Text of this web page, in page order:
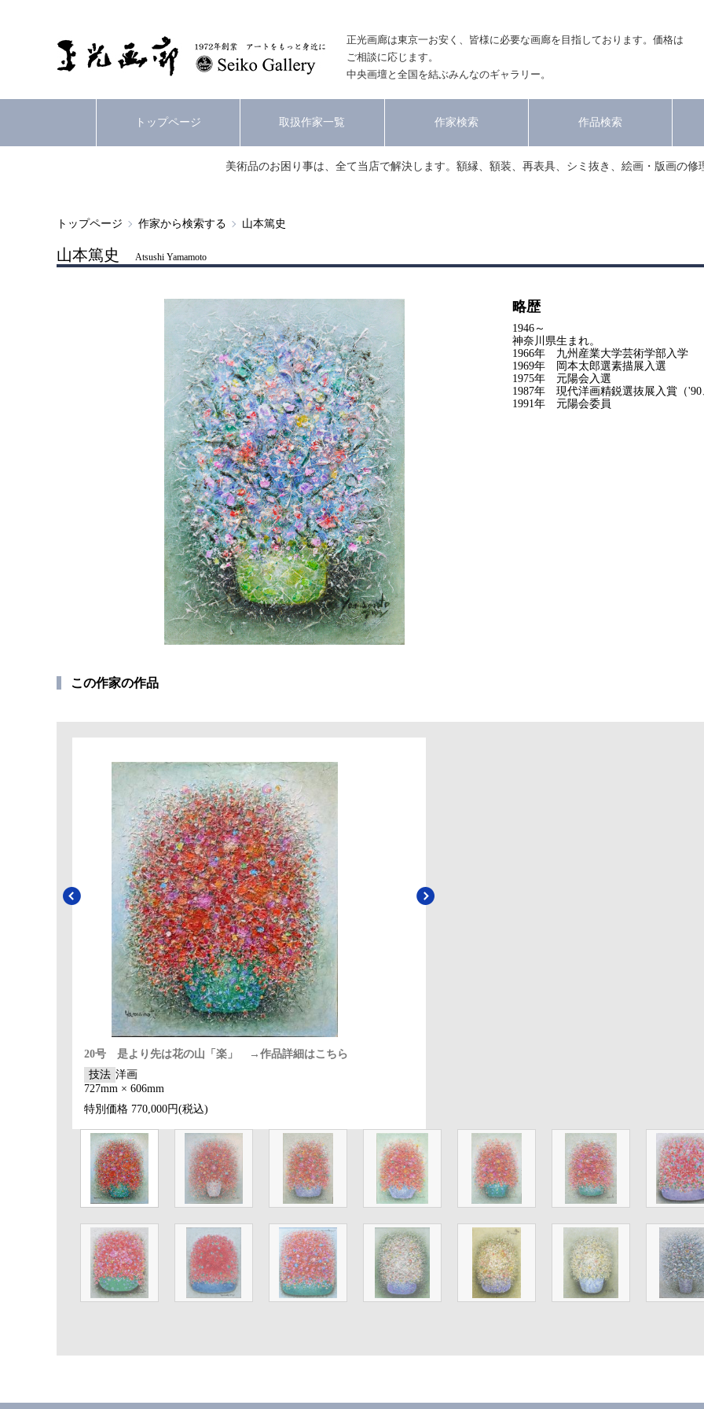
正光画廊は東京一お安く、皆様に必要な画廊を目指しております。価格は
ご相談に応じます。
中央画壇と全国を結ぶみんなのギャラリー。
トップページ 取扱作家一覧 作家検索 作品検索
美術品のお困り事は、全て当店で解決します。額縁、額装、再表具、シミ抜き、絵画・版画の修
トップページ 作家から検索する 山本篤史
山本篤史 Atsushi Yamamoto
略歴
1946～
神奈川県生まれ。
1966年 九州産業大学芸術学部入学
1969年 岡本太郎選素描展入選
1975年 元陽会入選
1987年 現代洋画精鋭選抜展入賞（'90
1991年 元陽会委員
この作家の作品
20号 是より先は花の山「楽」 →作品詳細はこちら
技法 洋画
727mm × 606mm
特別価格 770,000円(税込)